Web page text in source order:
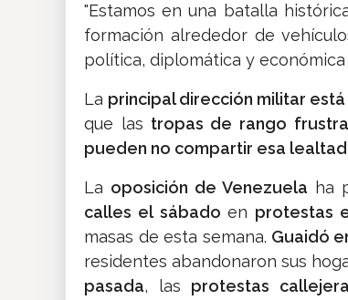
"Estamos en una batalla
formación alrededor de
política, diplomática y
La principal dirección militar
que las tropas de rango
pueden no compartir esa
La oposición de Venezuela ha
calles el sábado en protestas
masas de esta semana. Guaidó
residentes abandonaron sus
pasada, las protestas